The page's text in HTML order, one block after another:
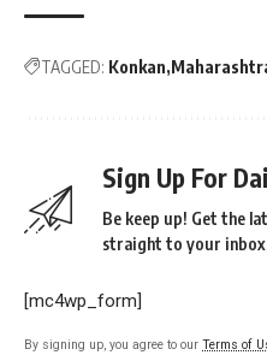
TAGGED: Konkan
Sign Up For
Be keep up! Get the
straight to your
[mc4wp_form]
By signing up, you agree to our Terms of